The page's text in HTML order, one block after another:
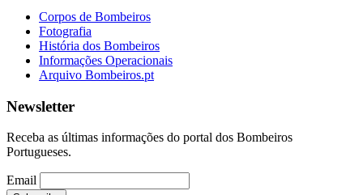
Corpos de Bombeiros
Fotografia
História dos Bombeiros
Informações Operacionais
Arquivo Bombeiros.pt
Newsletter
Receba as últimas informações do portal dos Bombeiros
Portugueses.
Email